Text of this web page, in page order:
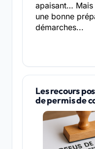
apaisant…
une bonne
démarches...
Les recours
de permis de